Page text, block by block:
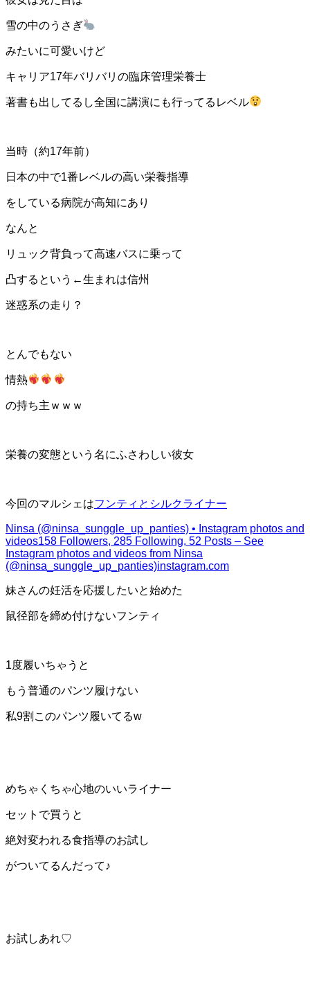
雪の中のうさぎ
みたいに可愛いけど
キャリア17年バリバリの臨床管理栄養士
著書も出してるし全国に講演にも行ってるレベル
当時（約17年前）
日本の中で1番レベルの高い栄養指導
をしている病院が高知にあり
なんと
リュック背負って高速バスに乗って
凸するという←生まれは信州
迷惑系の走り？
とんでもない
情熱
の持ち主ｗｗｗ
栄養の変態という名にふさわしい彼女
今回のマルシェはフンティとシルクライナー
Ninsa (@ninsa_sunggle_up_panties) • Instagram photos and
videos158 Followers, 285 Following, 52 Posts – See
Instagram photos and videos from Ninsa
(@ninsa_sunggle_up_panties)instagram.com
妹さんの妊活を応援したいと始めた
鼠径部を締め付けないフンティ
1度履いちゃうと
もう普通のパンツ履けない
私9割このパンツ履いてるw
めちゃくちゃ心地のいいライナー
セットで買うと
絶対変われる食指導のお試し
がついてるんだって♪
お試しあれ♡